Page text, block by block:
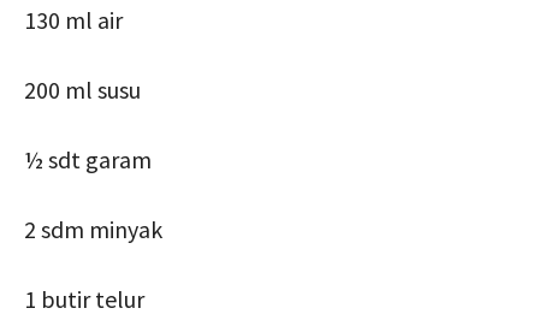
130 ml air
200 ml susu
½ sdt garam
2 sdm minyak
1 butir telur